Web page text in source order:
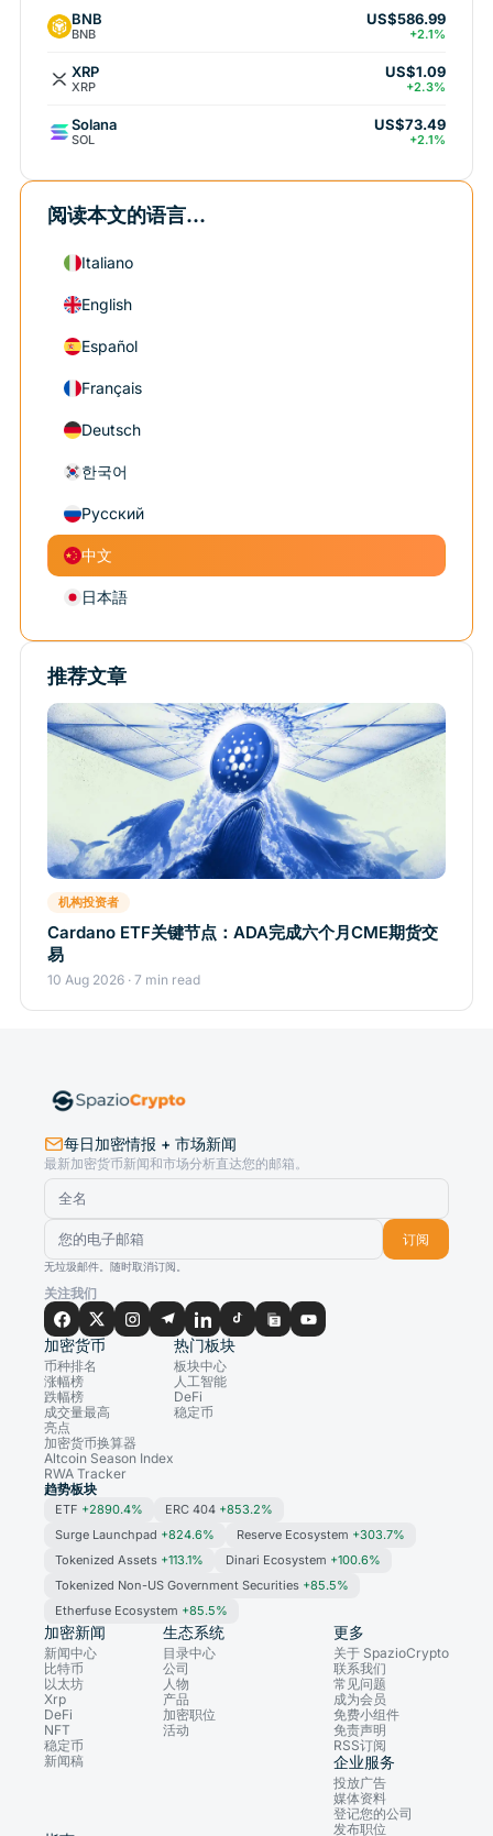
BNB
BNB
US$586.99
+2.1%
XRP
XRP
US$1.09
+2.3%
Solana
SOL
US$73.49
+2.1%
阅读本文的语言...
Italiano
English
Español
Français
Deutsch
한국어
Русский
中文
日本語
推荐文章
机构投资者
Cardano ETF关键节点：ADA完成六个月CME期货交
易
10 Aug 2026 · 7 min read
每日加密情报 + 市场新闻
最新加密货币新闻和市场分析直达您的邮箱。
订阅
无垃圾邮件。随时取消订阅。
关注我们
加密货币
币种排名
涨幅榜
跌幅榜
成交量最高
亮点
加密货币换算器
Altcoin Season Index
RWA Tracker
热门板块
板块中心
人工智能
DeFi
稳定币
趋势板块
ETF +2890.4% ERC 404 +853.2%
Surge Launchpad +824.6% Reserve Ecosystem +303.7%
Tokenized Assets +113.1% Dinari Ecosystem +100.6%
Tokenized Non-US Government Securities +85.5%
Etherfuse Ecosystem +85.5%
加密新闻
新闻中心
比特币
以太坊
Xrp
DeFi
NFT
稳定币
新闻稿
生态系统
目录中心
公司
人物
产品
加密职位
活动
更多
关于 SpazioCrypto
联系我们
常见问题
成为会员
免费小组件
免责声明
RSS订阅
企业服务
投放广告
媒体资料
登记您的公司
发布职位